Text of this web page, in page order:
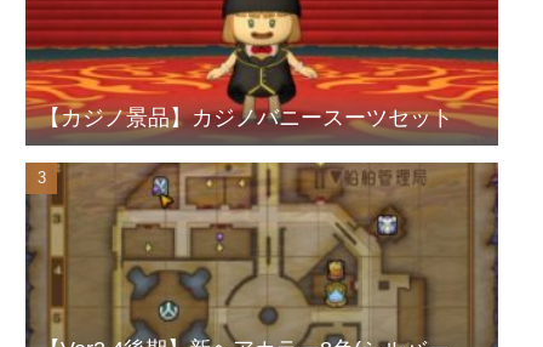
【カジノ景品】カジノバニースーツセット